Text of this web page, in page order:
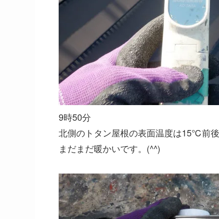
9時50分
北側のトタン屋根の表面温度は15℃前
まだまだ暖かいです。(^^)